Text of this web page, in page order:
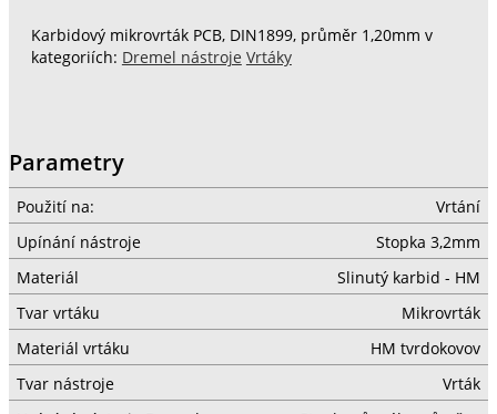
Karbidový mikrovrták PCB, DIN1899, průměr 1,20mm v
kategoriích: Dremel nástroje Vrtáky
Parametry
Použití na:
Vrtání
Upínání nástroje
Stopka 3,2mm
Materiál
Slinutý karbid - HM
Tvar vrtáku
Mikrovrták
Materiál vrtáku
HM tvrdokovov
Tvar nástroje
Vrták